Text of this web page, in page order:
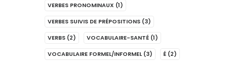
VERBES PRONOMINAUX (1)
VERBES SUIVIS DE PRÉPOSITIONS (3)
VERBS (2) VOCABULAIRE-SANTÉ (1)
VOCABULAIRE FORMEL/INFORMEL (3) É (2)